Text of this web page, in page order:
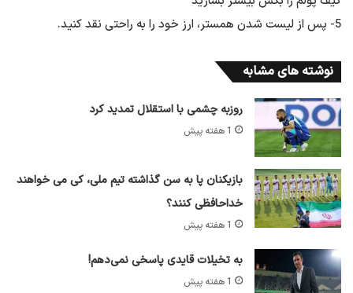
5- پس از لیست شدن همستر، ارز خود را به راحتی نقد کنید.
نوشته های مشابه
روزبه چشمی با استقلال تمدید کرد
1 هفته پیش
بازیکنان پا به سن گذاشته تیم ملی، کی می خواهند
خداحافظی کنند؟
1 هفته پیش
به تخیلات قایدی پاسخی نمی‌دهم!
1 هفته پیش